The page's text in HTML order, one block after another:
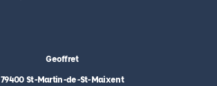
Geoffret
79400 St-Martin-de-St-Maixent